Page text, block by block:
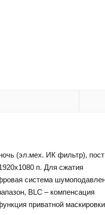
(эл.мех. ИК фильтр),
п. Для сжатия
система
BLC – компенсация
приватной